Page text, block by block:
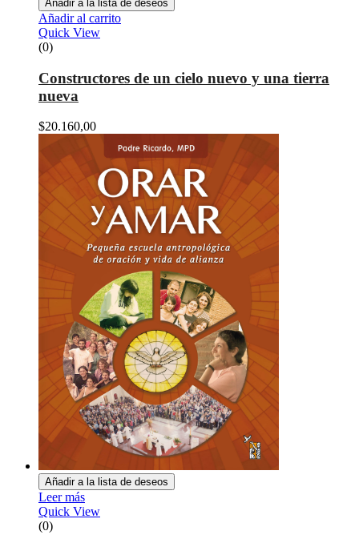
Añadir a la lista de deseos
Añadir al carrito
Quick View
(0)
Constructores de un cielo nuevo y una tierra
nueva
$20.160,00
Añadir a la lista de deseos
Leer más
Quick View
(0)